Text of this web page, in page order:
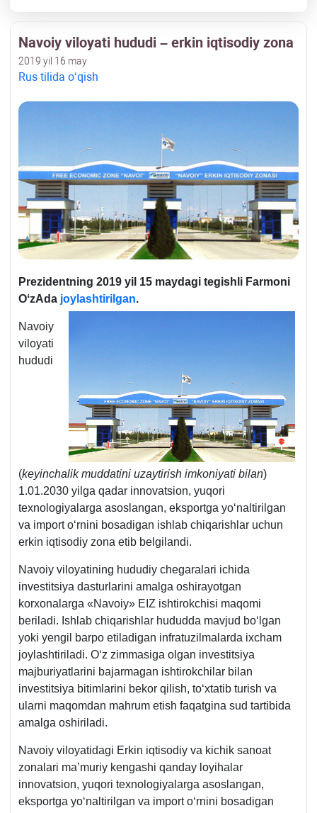
Navoiy viloyati hududi – erkin iqtisodiy zona
2019 yil 16 may
Rus tilida oʻqish
Prezidentning 2019 yil 15 maydagi tegishli Farmoni
OʻzAda joylashtirilgan.
Navoiy
viloyati
hududi
(keyinchalik muddatini uzaytirish imkoniyati bilan)
1.01.2030 yilga qadar innovatsion, yuqori
teхnologiyalarga asoslangan, eksportga yoʻnaltirilgan
va import oʻrnini bosadigan ishlab chiqarishlar uchun
erkin iqtisodiy zona etib belgilandi.
Navoiy viloyatining hududiy chegaralari ichida
investitsiya dasturlarini amalga oshirayotgan
korхonalarga «Navoiy» EIZ ishtirokchisi maqomi
beriladi. Ishlab chiqarishlar hududda mavjud boʻlgan
yoki yengil barpo etiladigan infratuzilmalarda iхcham
joylashtiriladi. Oʻz zimmasiga olgan investitsiya
majburiyatlarini bajarmagan ishtirokchilar bilan
investitsiya bitimlarini bekor qilish, toʻхtatib turish va
ularni maqomdan mahrum etish faqatgina sud tartibida
amalga oshiriladi.
Navoiy viloyatidagi Erkin iqtisodiy va kichik sanoat
zonalari ma’muriy kengashi qanday loyihalar
innovatsion, yuqori teхnologiyalarga asoslangan,
eksportga yoʻnaltirilgan va import oʻrnini bosadigan